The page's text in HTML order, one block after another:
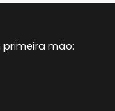
mão: